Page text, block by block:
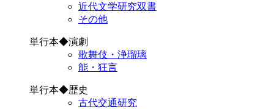
近代文学研究双書
その他
単行本◆演劇
歌舞伎・浄瑠璃
能・狂言
単行本◆歴史
古代交通研究